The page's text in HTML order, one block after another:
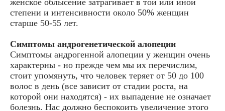
женское облысение затрагивает в той или иной
степени и интенсивности около 50% женщин
старше 50-55 лет.
Симптомы андрогенетической алопеции
Симптомы андрогенной алопеции у женщин очень
характерны - но прежде чем мы их перечислим,
стоит упомянуть, что человек теряет от 50 до 100
волос в день (все зависит от стадии роста, на
которой они находятся) - их выпадение не означает
болезнь. Нас должно беспокоить увеличение этого